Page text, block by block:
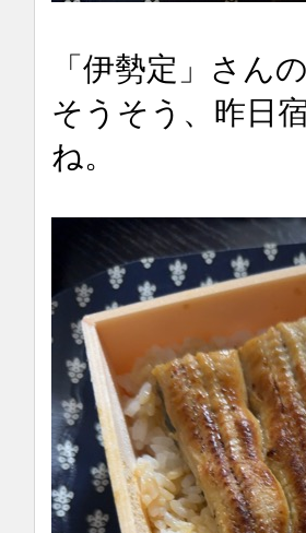
「伊勢定」さん
そうそう、昨日
ね。